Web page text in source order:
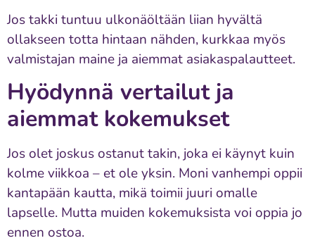
Jos takki tuntuu ulkonäöltään liian hyvältä
ollakseen totta hintaan nähden, kurkkaa myös
valmistajan maine ja aiemmat asiakaspalautteet.
Hyödynnä vertailut ja
aiemmat kokemukset
Jos olet joskus ostanut takin, joka ei käynyt kuin
kolme viikkoa – et ole yksin. Moni vanhempi oppii
kantapään kautta, mikä toimii juuri omalle
lapselle. Mutta muiden kokemuksista voi oppia jo
ennen ostoa.